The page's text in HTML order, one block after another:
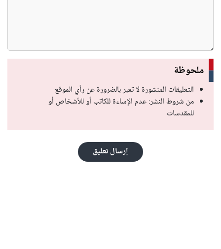
ملحوظة
التعليقات المنشورة لا تعبر بالضرورة عن رأي الموقع
من شروط النشر: عدم الإساءة للكاتب أو للأشخاص أو
للمقدسات
إرسال تعليق